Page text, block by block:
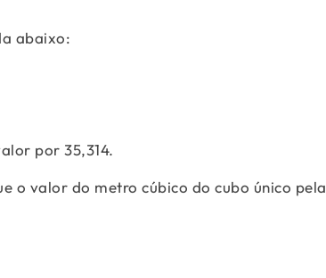
abaixo:
por 35,314.
o valor do metro cúbico do cubo único pela